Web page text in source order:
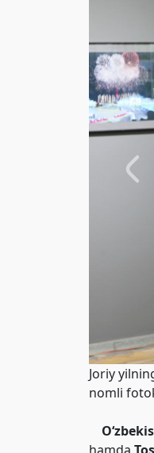
Joriy
nomli